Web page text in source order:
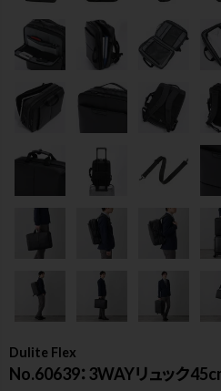
Dulite Flex
No.60639：3WAYリュック